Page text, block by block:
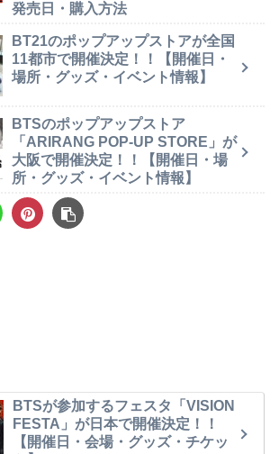
発売日・購入方法
BT21のポップアップストアが全国
11都市で開催決定！！【開催日・
場所・グッズ・イベント情報】
BTSのポップアップストア
「ARIRANG POP-UP STORE」が
大阪で開催決定！！【開催日・場
所・グッズ・イベント情報】
BTSが参加するフェスタ「VISION
FESTA」が日本で開催決定！！
【開催日・会場・グッズ・チケッ